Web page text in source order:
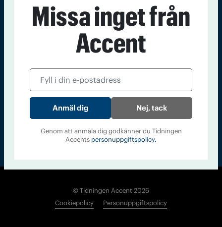
Kontakt Om Tidningen Tidningsarkiv In English
Läs tidigare
Accent
© Tidningen Accent 2026
Cookiepolicy
Personuppgiftspolicy
Missa inget från
Accent
Nej, tack
Genom att anmäla dig godkänner du Tidningen
Accents personuppgiftspolicy.